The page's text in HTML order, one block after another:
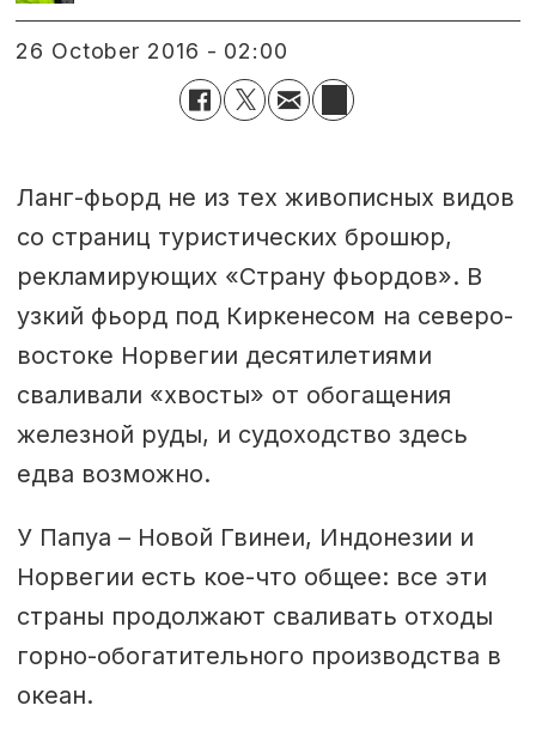
26 October 2016 - 02:00
Ланг-фьорд не из тех живописных видов
со страниц туристических брошюр,
рекламирующих «Страну фьордов». В
узкий фьорд под Киркенесом на северо-
востоке Норвегии десятилетиями
сваливали «хвосты» от обогащения
железной руды, и судоходство здесь
едва возможно.
У Папуа – Новой Гвинеи, Индонезии и
Норвегии есть кое-что общее: все эти
страны продолжают сваливать отходы
горно-обогатительного производства в
океан.